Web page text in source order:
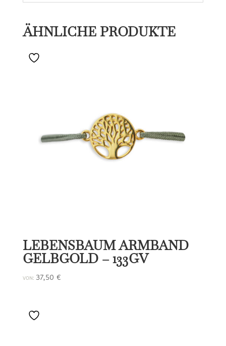
ÄHNLICHE PRODUKTE
LEBENSBAUM ARMBAND
GELBGOLD – 133GV
VON: 37,50 €